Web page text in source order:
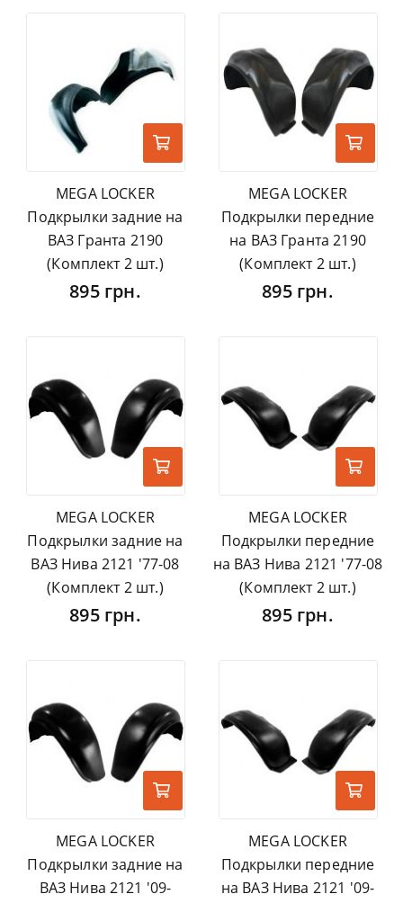
MEGA LOCKER
Подкрылки задние на
ВАЗ Гранта 2190
(Комплект 2 шт.)
895 грн.
MEGA LOCKER
Подкрылки передние
на ВАЗ Гранта 2190
(Комплект 2 шт.)
895 грн.
MEGA LOCKER
Подкрылки задние на
ВАЗ Нива 2121 '77-08
(Комплект 2 шт.)
895 грн.
MEGA LOCKER
Подкрылки передние
на ВАЗ Нива 2121 '77-08
(Комплект 2 шт.)
895 грн.
MEGA LOCKER
Подкрылки задние на
ВАЗ Нива 2121 '09-
MEGA LOCKER
Подкрылки передние
на ВАЗ Нива 2121 '09-